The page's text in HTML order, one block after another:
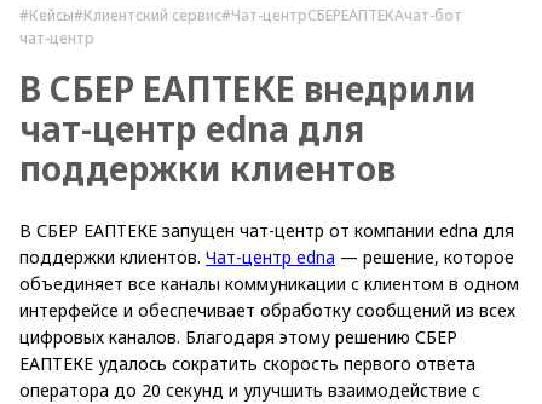
#Кейсы#Клиентский сервис#Чат-центрСБЕРЕАПТЕКАчат-бот
чат-центр
В СБЕР ЕАПТЕКЕ внедрили
чат-центр edna для
поддержки клиентов
В СБЕР ЕАПТЕКЕ запущен чат-центр от компании edna для
поддержки клиентов. Чат-центр edna — решение, которое
объединяет все каналы коммуникации с клиентом в одном
интерфейсе и обеспечивает обработку сообщений из всех
цифровых каналов. Благодаря этому решению СБЕР
ЕАПТЕКЕ удалось сократить скорость первого ответа
оператора до 20 секунд и улучшить взаимодействие с